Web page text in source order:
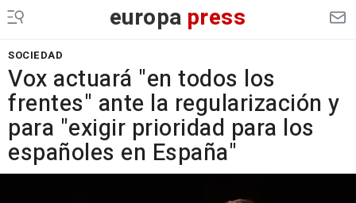
europa press
SOCIEDAD
Vox actuará "en todos los
frentes" ante la regularización y
para "exigir prioridad para los
españoles en España"